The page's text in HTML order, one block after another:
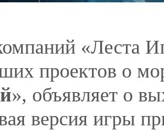
«Леста
проектов о
», объявляет о
версия игры